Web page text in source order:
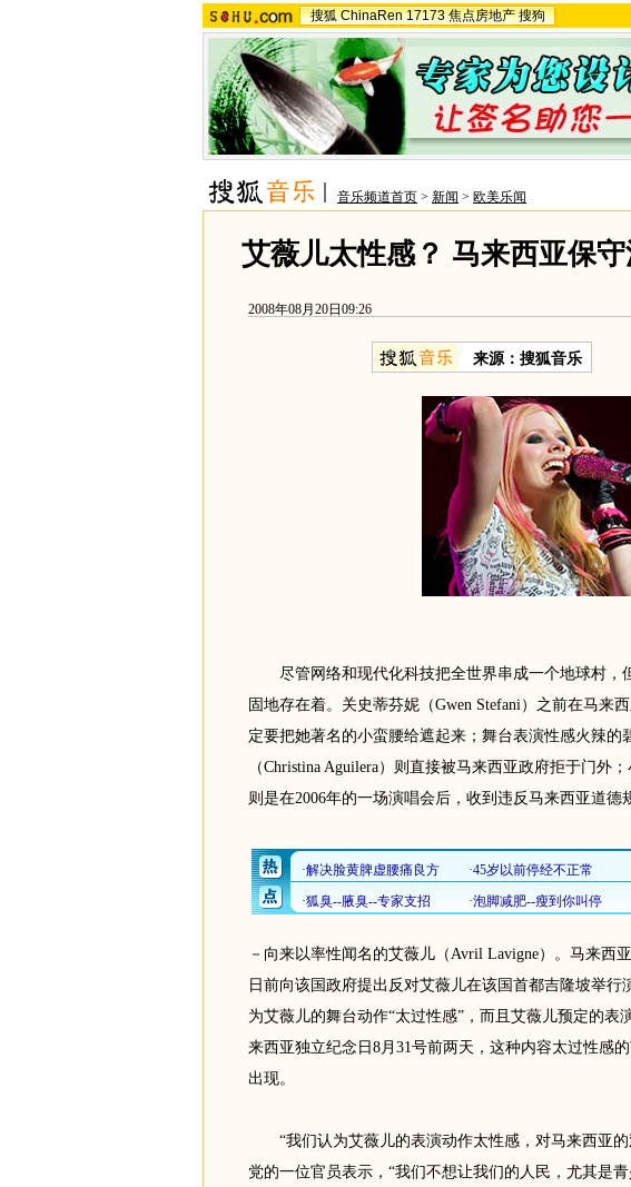
搜狐 ChinaRen 17173 焦点房地产 搜狗
音乐频道首页 > 新闻 > 欧美乐闻
艾薇儿太性感？ 马来西亚保
2008年08月20日09:26
来源：搜狐音乐
尽管网络和现代化科技把全世界串成一个地球村，
固地存在着。关史蒂芬妮（Gwen Stefani）之前在马来
定要把她著名的小蛮腰给遮起来；舞台表演性感火辣的
（Christina Aguilera）则直接被马来西亚政府拒于门外；
则是在2006年的一场演唱会后，收到违反马来西亚道德
－向来以率性闻名的艾薇儿（Avril Lavigne）。马来西
日前向该国政府提出反对艾薇儿在该国首都吉隆坡举行
为艾薇儿的舞台动作“太过性感”，而且艾薇儿预定的表
来西亚独立纪念日8月31号前两天，这种内容太过性感
出现。
“我们认为艾薇儿的表演动作太性感，对马来西亚的
党的一位官员表示，“我们不想让我们的人民，尤其是